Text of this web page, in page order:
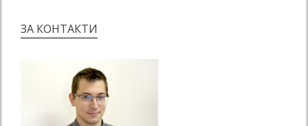
ЗА КОНТАКТИ